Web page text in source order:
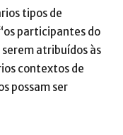
tipos de
participantes do
atribuídos às
contextos de
possam ser